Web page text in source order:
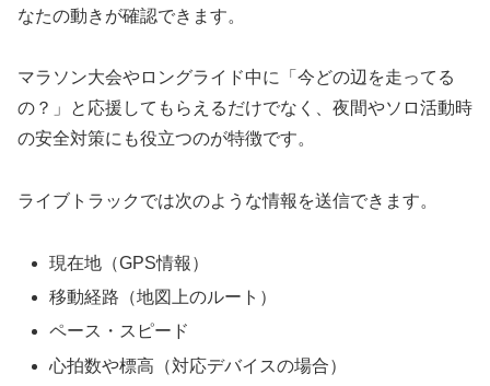
なたの動きが確認できます。
マラソン大会やロングライド中に「今どの辺を走ってる
の？」と応援してもらえるだけでなく、夜間やソロ活動時
の安全対策にも役立つのが特徴です。
ライブトラックでは次のような情報を送信できます。
現在地（GPS情報）
移動経路（地図上のルート）
ペース・スピード
心拍数や標高（対応デバイスの場合）